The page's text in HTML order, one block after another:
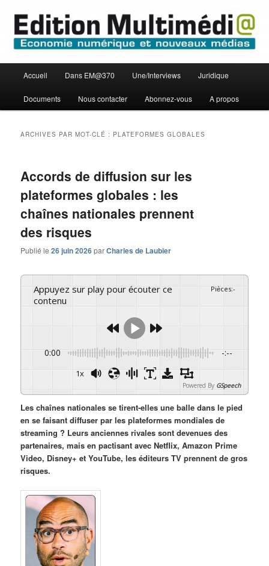
contenu
principal
contenu
secondaire
Edition Multimédi@
principal
Accueil Dans EM@370 Une/Interviews Juridique
Documents Nous contacter Abonnez-vous A propos
ARCHIVES PAR MOT-CLÉ : PLATEFORMES GLOBALES
Accords de diffusion sur les
plateformes globales : les
chaînes nationales prennent
des risques
Publié le26 juin 2026parCharles de Laubier
Appuyez sur play pour écouter ce
contenu
Pièces:-
0:00 -:--
1x
Powered By GSpeech
Les chaînes nationales se tirent-elles une balle dans le pied
en se faisant diffuser par les plateformes mondiales de
streaming ? Leurs anciennes rivales sont devenues des
partenaires, mais en pactisant avec Netflix, Amazon Prime
Video, Disney+ et YouTube, les éditeurs TV prennent de gros
risques.